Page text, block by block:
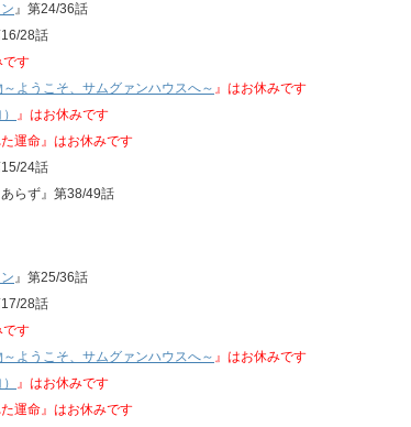
』第24/36話
28話
です
ようこそ、サムグァンハウスへ～ 』はお休みです
』はお休みです
運命』はお休みです
24話
らず』第38/49話
』第25/36話
28話
です
ようこそ、サムグァンハウスへ～ 』はお休みです
』はお休みです
運命』はお休みです